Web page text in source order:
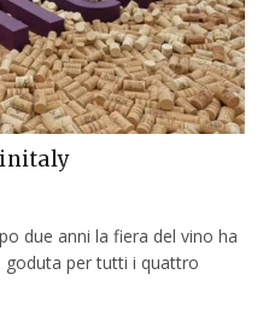
due anni la fiera del vino ha
per tutti i quattro